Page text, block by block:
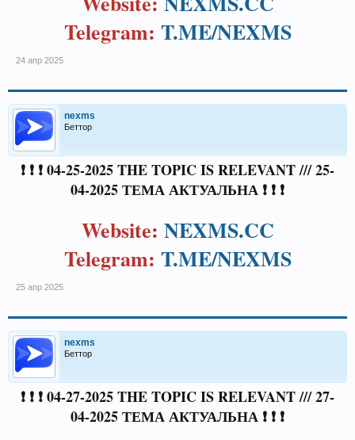
Telegram: T.ME/NEXMS
24 апр 2025
nexms
Беттор
❗ ❗ ❗ 04-25-2025 THE TOPIC IS RELEVANT /// 25-
04-2025 ТЕМА АКТУАЛЬНА ❗ ❗ ❗
Website: NEXMS.CC
Telegram: T.ME/NEXMS
25 апр 2025
nexms
Беттор
❗ ❗ ❗ 04-27-2025 THE TOPIC IS RELEVANT /// 27-
04-2025 ТЕМА АКТУАЛЬНА ❗ ❗ ❗